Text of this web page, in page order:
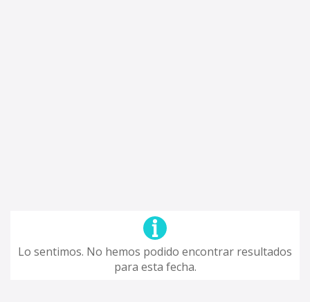
Lo sentimos. No hemos podido encontrar resultados
para esta fecha.